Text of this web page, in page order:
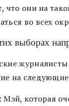
что они на
во всех
выборах
на
Мэй, которая